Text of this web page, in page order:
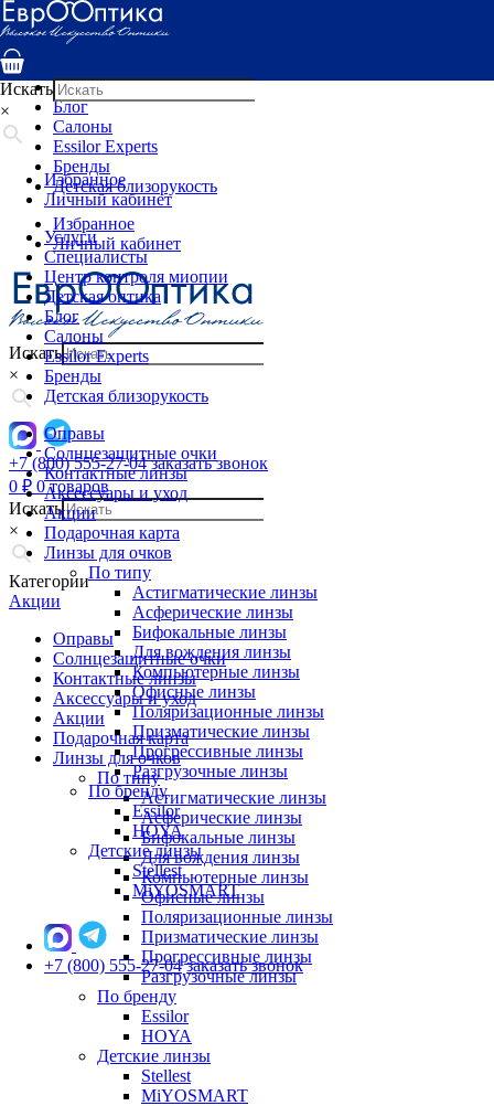
Услуги
Специалисты
Детская оптика
Блог
Салоны
Essilor Experts
Бренды
Детская близорукость
Избранное
Личный кабинет
Искать
×
+7 (800) 555-27-04 заказать звонок
0 ₽ 0 товаров
Искать
×
Категории
Акции
Оправы
Солнцезащитные очки
Контактные линзы
Аксессуары и уход
Акции
Подарочная карта
Линзы для очков
По типу
Астигматические линзы
Асферические линзы
Бифокальные линзы
Для вождения линзы
Компьютерные линзы
Офисные линзы
Поляризационные линзы
Призматические линзы
Прогрессивные линзы
Разгрузочные линзы
По бренду
Essilor
HOYA
Детские линзы
Stellest
MiYOSMART
Искать
×
Избранное
Личный кабинет
Услуги
Специалисты
Центр контроля миопии
Детская оптика
Блог
Салоны
Essilor Experts
Бренды
Детская близорукость
Оправы
Солнцезащитные очки
Контактные линзы
Аксессуары и уход
Акции
Подарочная карта
Линзы для очков
По типу
Астигматические линзы
Асферические линзы
Бифокальные линзы
Для вождения линзы
Компьютерные линзы
Офисные линзы
Поляризационные линзы
Призматические линзы
Прогрессивные линзы
Разгрузочные линзы
По бренду
Essilor
HOYA
Детские линзы
Stellest
MiYOSMART
+7 (800) 555-27-04 заказать звонок